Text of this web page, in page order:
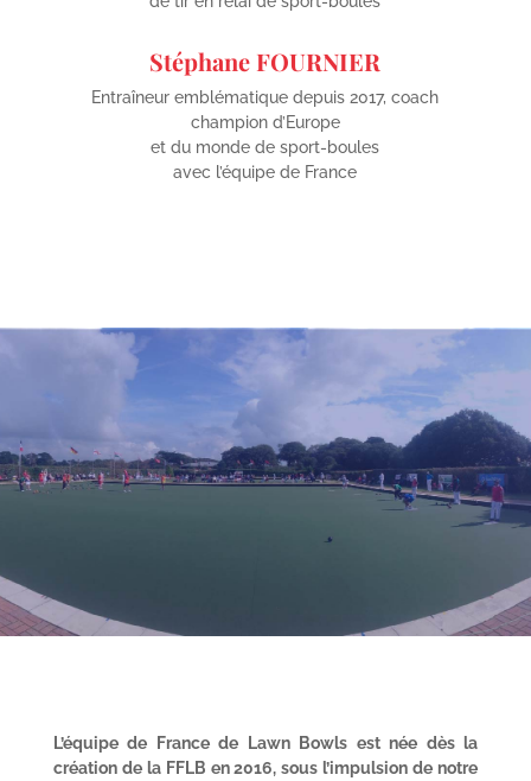
Stéphane FOURNIER
Entraîneur emblématique depuis 2017, coach
champion d’Europe
et du monde de sport-boules
avec l’équipe de France
L’équipe de France de LawnBowls est née dès la
création de la FFLB en 2016, sous l’impulsion de notre